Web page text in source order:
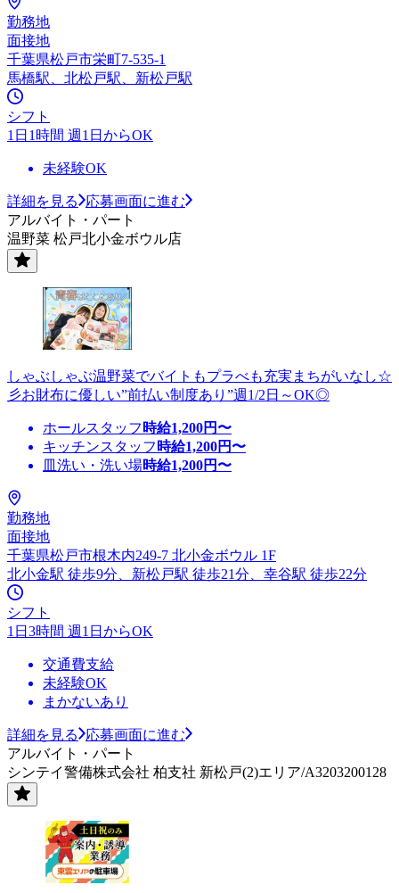
勤務地
面接地
千葉県松戸市栄町7-535-1
馬橋駅、北松戸駅、新松戸駅
シフト
1日1時間 週1日からOK
未経験OK
詳細を見る
応募画面に進む
アルバイト・パート
温野菜 松戸北小金ボウル店
しゃぶしゃぶ温野菜でバイトもプラべも充実まちがいなし☆
彡お財布に優しい”前払い制度あり”週1/2日～OK◎
ホールスタッフ 時給1,200円〜
キッチンスタッフ 時給1,200円〜
皿洗い・洗い場時給1,200円〜
勤務地
面接地
千葉県松戸市根木内249-7 北小金ボウル 1F
北小金駅 徒歩9分、新松戸駅 徒歩21分、幸谷駅 徒歩22分
シフト
1日3時間 週1日からOK
交通費支給
未経験OK
まかないあり
詳細を見る
応募画面に進む
アルバイト・パート
シンテイ警備株式会社 柏支社 新松戸(2)エリア/A3203200128